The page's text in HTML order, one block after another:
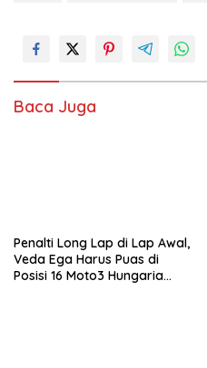
Baca Juga
Penalti Long Lap di Lap Awal,
Veda Ega Harus Puas di
Posisi 16 Moto3 Hungaria